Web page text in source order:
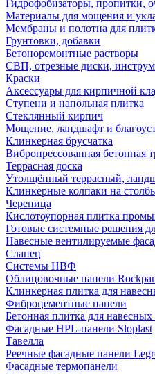
Гидрофобизаторы, пропитки,
Материалы для мощения и
Мембраны и полотна для
Грунтовки, добавки
Бетоноремонтные растворы
СВП, отрезные диски,
Краски
Аксессуары для кирпичной
Ступени и напольная плитка
Cтеклянный кирпич
Мощение, ландшафт и
Клинкерная брусчатка
Вибропрессованная бетонная
Террасная доска
Утолщённый террасный,
Клинкерные колпаки на
Черепица
Кислотоупорная плитка
Готовые системные решения
Навесные вентилируемые
Сланец
Системы НВФ
Облицовочные панели
Клинкерная плитка для
Фиброцементные панели
Бетонная плитка для
Фасадные HPL-панели Sloplast
Тавелла
Реечные фасадные панели
Фасадные термопанели